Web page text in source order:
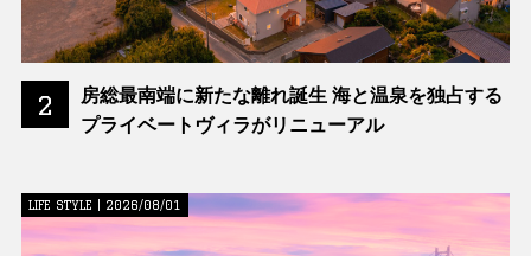
2
房総最南端に新たな離れ誕生 海と温泉を独占する
プライベートヴィラがリニューアル
LIFE STYLE | 2026/08/01